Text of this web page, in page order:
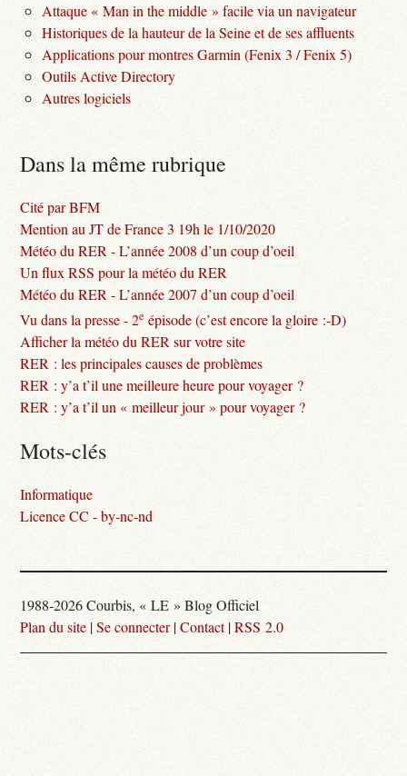
Attaque « Man in the middle » facile via un navigateur
Historiques de la hauteur de la Seine et de ses affluents
Applications pour montres Garmin (Fenix 3 / Fenix 5)
Outils Active Directory
Autres logiciels
Dans la même rubrique
Cité par BFM
Mention au JT de France 3 19h le 1/10/2020
Météo du RER - L’année 2008 d’un coup d’oeil
Un flux RSS pour la météo du RER
Météo du RER - L’année 2007 d’un coup d’oeil
Vu dans la presse - 2e épisode (c’est encore la gloire :-D)
Afficher la météo du RER sur votre site
RER : les principales causes de problèmes
RER : y’a t’il une meilleure heure pour voyager ?
RER : y’a t’il un « meilleur jour » pour voyager ?
Mots-clés
Informatique
Licence CC - by-nc-nd
1988-2026 Courbis, « LE » Blog Officiel
Plan du site |Se connecter|Contact|RSS 2.0